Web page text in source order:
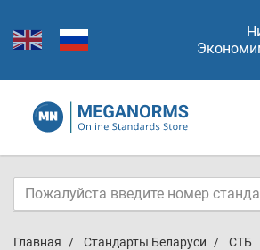
Главная Стандарты Беларуси
СТБ